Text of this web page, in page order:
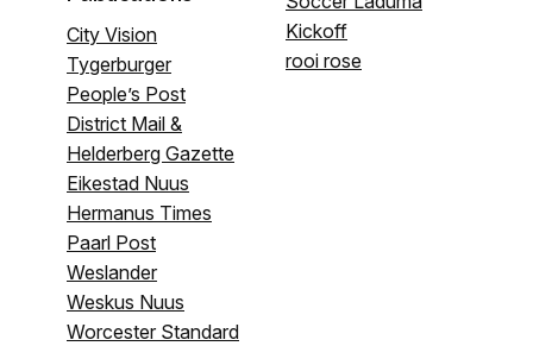
City Vision
Tygerburger
People’s Post
District Mail &
Helderberg Gazette
Eikestad Nuus
Hermanus Times
Paarl Post
Weslander
Weskus Nuus
Worcester Standard
Kickoff
rooi rose